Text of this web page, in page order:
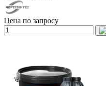
Цена по запросу